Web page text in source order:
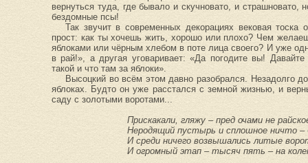
вернуться туда, где бывало и скучновато, и страшновато,
бездомные псы!
Так звучит в современных декорациях вековая
прост: как ты хочешь жить, хорошо или плохо? Чем
яблоками или чёрным хлебом в поте лица своего? И уже
в рай!», а другая уговаривает: «Да погодите вы!
такой и что там за яблоки».
Высоцкий во всём этом давно разобрался. Незадолго
яблоках. Будто он уже расстался с земной жизнью, и
саду с золотыми воротами...
Прискакали, гляжу – пред очами не
Неродящий пустырь и сплошное ничто –
И среди ничего возвышались литые
И огромный этап – тысяч пять – на